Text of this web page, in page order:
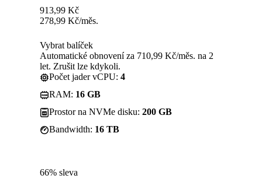
913,99 Kč
278,99 Kč/měs.
Vybrat balíček
Automatické obnovení za 710,99 Kč/měs. na 2
let. Zrušit lze kdykoli.
Počet jader vCPU: 4
RAM: 16 GB
Prostor na NVMe disku: 200 GB
Bandwidth: 16 TB
66% sleva